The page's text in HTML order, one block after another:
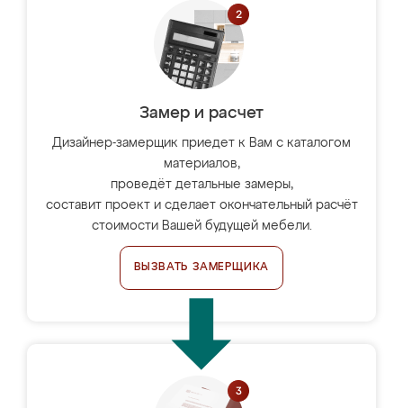
Замер и расчет
Дизайнер-замерщик приедет к Вам с каталогом
материалов,
проведёт детальные замеры,
составит проект и сделает окончательный расчёт
стоимости Вашей будущей мебели.
ВЫЗВАТЬ ЗАМЕРЩИКА